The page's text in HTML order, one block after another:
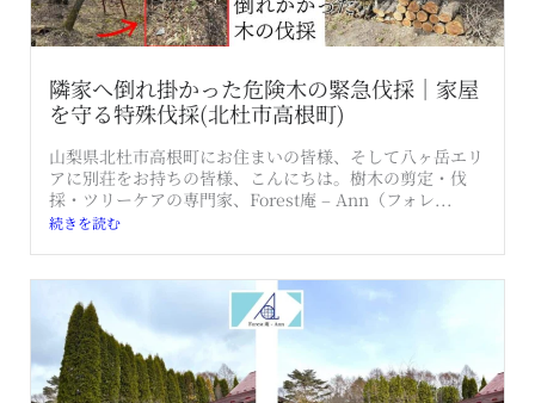
隣家へ倒れ掛かった危険木の緊急伐採｜家屋
を守る特殊伐採(北杜市高根町)
山梨県北杜市高根町にお住まいの皆様、そして八ヶ岳エリ
アに別荘をお持ちの皆様、こんにちは。樹木の剪定・伐
採・ツリーケアの専門家、Forest庵 – Ann（フォレ...
続きを読む